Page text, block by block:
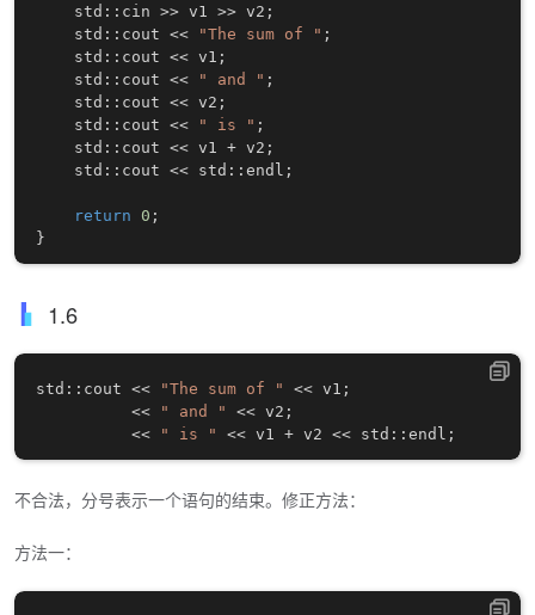
    std
:: cin >> v1 >> v2 ;
    std
:: cout << "The sum of " ;
    std
:: cout << v1 ;
    std
:: cout << " and " ;
    std
:: cout << v2 ;
    std
:: cout << " is " ;
    std
:: cout << v1 + v2 ;
    std
:: cout << std :: endl ;
return 0 ;
}
1.6
std :: cout << "The sum of " << v1 ;
<<
" and " << v2 ;
<<
" is " << v1 + v2 << std :: endl ;
不合法，分号表示一个语句的结束。修正方法：
方法一：